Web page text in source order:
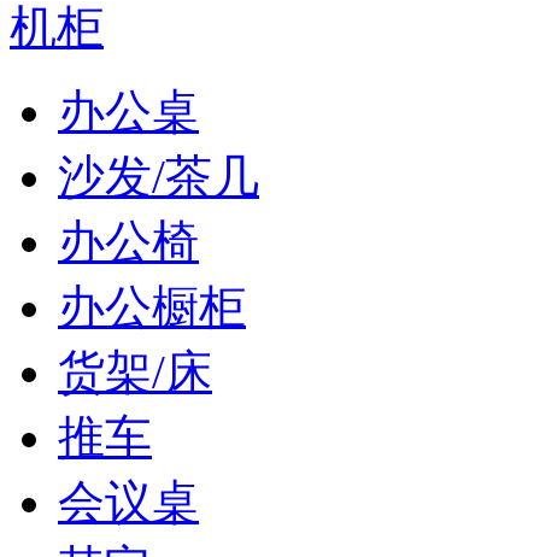
机柜
办公桌
沙发/茶几
办公椅
办公橱柜
货架/床
推车
会议桌